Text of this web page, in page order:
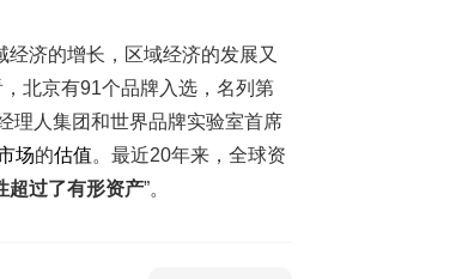
经济的增长，区域经济的发展又
北京有91个品牌入选，名列第
理人集团和世界品牌实验室首席
场的估值。最近20年来，全球资
超过了有形资产”。